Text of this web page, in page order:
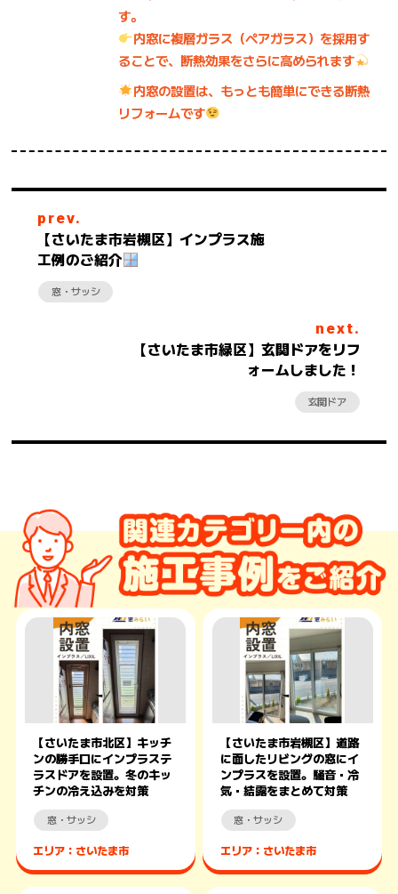
す。
内窓に複層ガラス（ペアガラス）を採用す
ることで、断熱効果をさらに高められます
内窓の設置は、もっとも簡単にできる断熱
リフォームです
prev.
【さいたま市岩槻区】インプラス施
工例のご紹介
窓・サッシ
next.
【さいたま市緑区】玄関ドアをリフ
ォームしました！
玄関ドア
【さいたま市北区】キッチ
ンの勝手口にインプラステ
ラスドアを設置。冬のキッ
チンの冷え込みを対策
窓・サッシ
エリア：さいたま市
【さいたま市岩槻区】道路
に面したリビングの窓にイ
ンプラスを設置。騒音・冷
気・結露をまとめて対策
窓・サッシ
エリア：さいたま市